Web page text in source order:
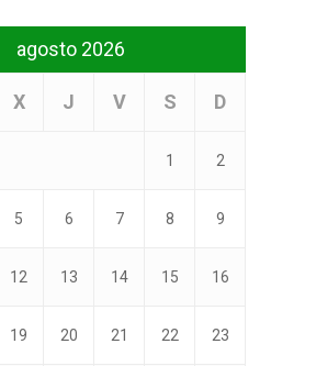
agosto 2026
X J V S D
1 2
5 6 7 8 9
12 13 14 15 16
19 20 21 22 23